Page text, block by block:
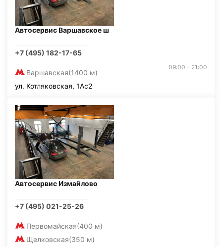
Автосервис Варшавское ш
+7 (495) 182-17-65
Варшавская(1400 м)
09:00 - 21:00
ул. Котляковская, 1Ас2
Автосервис Измайлово
+7 (495) 021-25-26
Первомайская(400 м)
Щелковская(350 м)